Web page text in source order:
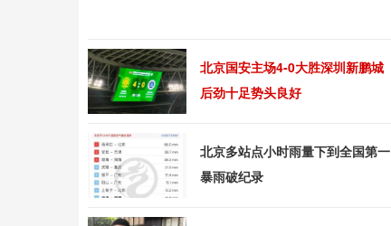
北京国安主场4-0大胜深圳新鹏城
后劲十足势头良好
北京多站点小时雨量下到全国第一
暴雨破纪录